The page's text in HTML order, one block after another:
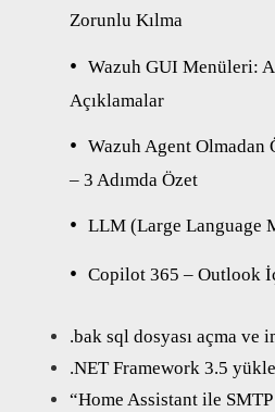
Zorunlu Kılma
Wazuh GUI Menüleri:
Açıklamalar
Wazuh Agent Olmadan
– 3 Adımda Özet
LLM (Large Language
Copilot 365 – Outlook
.bak sql dosyası açma ve
.NET Framework 3.5
“Home Assistant ile